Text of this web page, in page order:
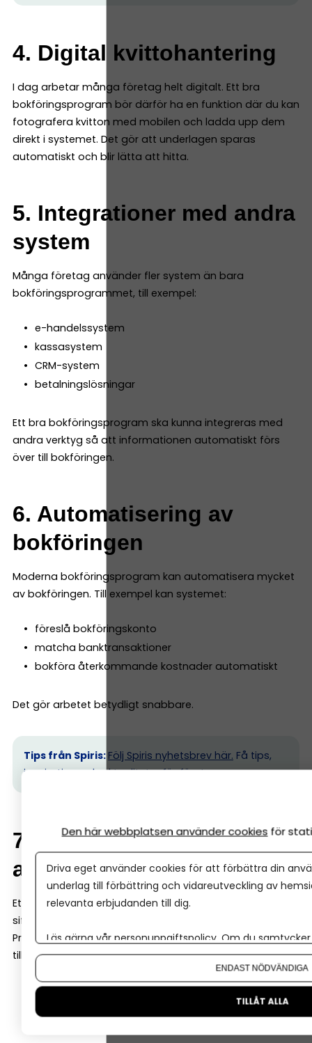
4. Digital kvittohantering
I dag arbetar många företag helt digitalt. Ett bra
bokföringsprogram bör därför ha en funktion där du kan
fotografera kvitton med mobilen och ladda upp dem
direkt i systemet. Det gör att underlagen sparas
automatiskt och blir lätta att hitta.
5. Integrationer med andra
system
Många företag använder fler system än bara
bokföringsprogrammet, till exempel:
e-handelssystem
kassasystem
CRM-system
betalningslösningar
Ett bra bokföringsprogram ska kunna integreras med
andra verktyg så att informationen automatiskt förs
över till bokföringen.
6. Automatisering av
bokföringen
Moderna bokföringsprogram kan automatisera mycket
av bokföringen. Till exempel kan systemet:
föreslå bokföringskonto
matcha banktransaktioner
bokföra återkommande kostnader automatiskt
Det gör arbetet betydligt snabbare.
Tips från Spiris: Följ Spiris nyhetsbrev här. Få tips,
inspiration och aktualiteter för företagare.
7. Rapporter som är lätta
att förstå
Ett bra bokföringsprogram ska inte bara registrera
siffror – det ska också hjälpa dig att förstå ekonomin.
Programmet ska därför kunna ge dig tydliga rapporter,
till exempel:
resultatrapport
balansrapport
Den här webbplatsen använder cookies för
Driva eget använder cookies för att förbättra din
underlag till förbättring och vidareutveckling av
relevanta erbjudanden till dig.
Läs gärna vår personuppgiftspolicy. Om du
Om du vill ändra ditt val i efterhand hittar du den
ENDAST NÖDVÄNDIGA
TILLÅT ALLA